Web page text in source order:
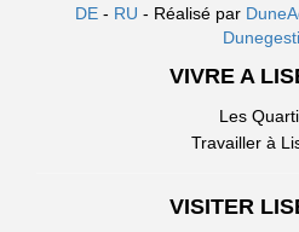
DE- RU - Réalisé par
VIVRE A
Les
Travailler à
VISITER